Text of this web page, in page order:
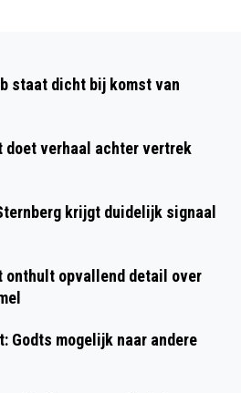
staat dicht bij komst van
doet verhaal achter vertrek
krijgt duidelijk signaal
onthult opvallend detail over
Godts mogelijk naar andere